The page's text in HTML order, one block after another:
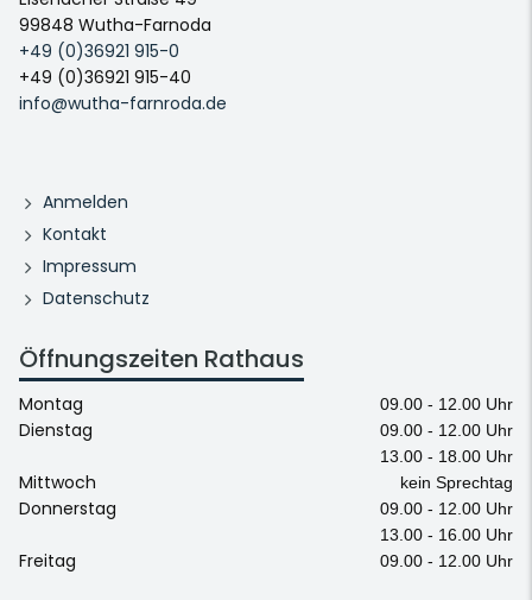
99848 Wutha-Farnoda
+49 (0)36921 915-0
+49 (0)36921 915-40
info@wutha-farnroda.de
Anmelden
Kontakt
Impressum
Datenschutz
Öffnungszeiten Rathaus
Montag 09.00 - 12.00 Uhr
Dienstag
09.00 - 12.00 Uhr
13.00 - 18.00 Uhr
Mittwoch kein Sprechtag
Donnerstag
09.00 - 12.00 Uhr
13.00 - 16.00 Uhr
Freitag 09.00 - 12.00 Uhr